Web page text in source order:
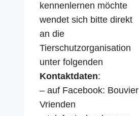
kennenlernen möchte
wendet sich bitte direkt
an die
Tierschutzorganisation
unter folgenden
Kontaktdaten:
– auf Facebook: Bouvier
Vrienden